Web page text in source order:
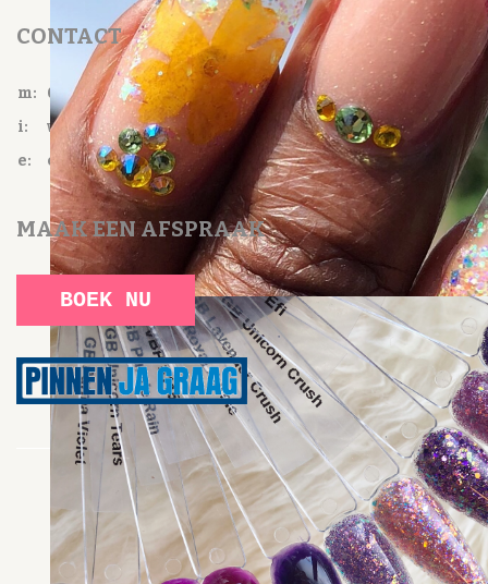
CONTACT
m:
06-28912670
i:
www.ceracurabeautycare.nl
e:
cynthia@ceracurabeautycare.nl
MAAKEEN AFSPRAAK
BOEK NU